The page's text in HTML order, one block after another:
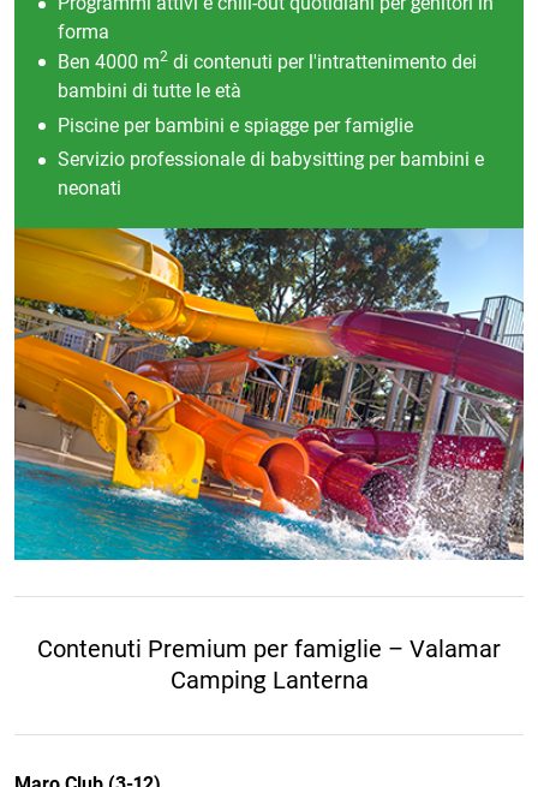
forma
Ben 4000 m2 di contenuti per l'intrattenimento dei
bambini di tutte le età
Piscine per bambini e spiagge per famiglie
Servizio professionale di babysitting per bambini e
neonati
Contenuti Premium per famiglie – Valamar
Camping Lanterna